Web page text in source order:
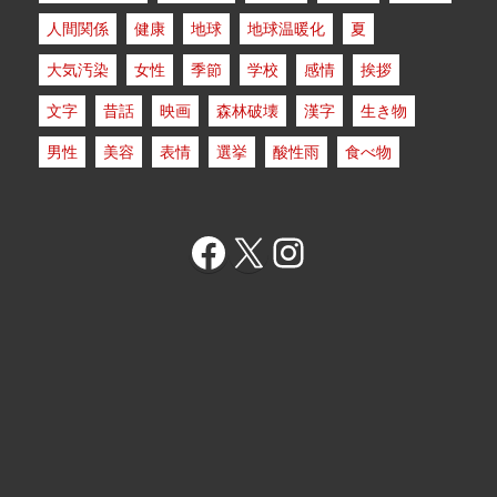
人間関係 健康 地球 地球温暖化
夏
大気汚染
女性 季節 学校 感情
挨拶
文字
昔話 映画 森林破壊 漢字
生き物
男性
美容 表情 選挙 酸性雨 食べ物
Facebook X Instagram